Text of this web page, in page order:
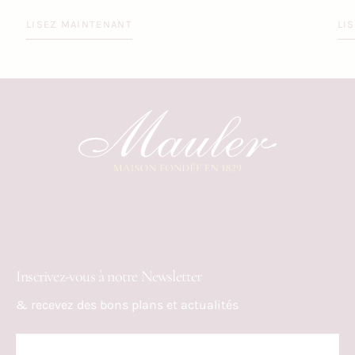
LISEZ MAINTENANT
Inscrivez-vous à notre Newsletter
& recevez des bons plans et actualités